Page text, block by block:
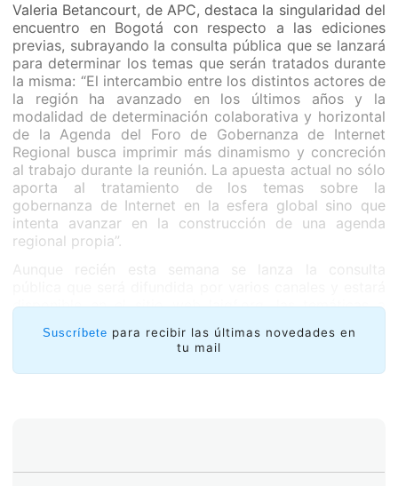
Valeria Betancourt, de APC, destaca la singularidad del
encuentro en Bogotá con respecto a las ediciones
previas, subrayando la consulta pública que se lanzará
para determinar los temas que serán tratados durante
la misma: “El intercambio entre los distintos actores de
la región ha avanzado en los últimos años y la
modalidad de determinación colaborativa y horizontal
de la Agenda del Foro de Gobernanza de Internet
Regional busca imprimir más dinamismo y concreción
al trabajo durante la reunión. La apuesta actual no sólo
aporta al tratamiento de los temas sobre la
gobernanza de Internet en la esfera global sino que
intenta avanzar en la construcción de una agenda
regional propia”.
Aunque recién esta semana se lanza la consulta
disponible en el sitio web laigf.org, las temáticas a
discutir guardarán relación con los temas identificados
como centrales en la agenda global, conservando los
privacidad. Se identificaron dos nuevos temas por la
Suscríbete para recibir las últimas novedades en
tu mail